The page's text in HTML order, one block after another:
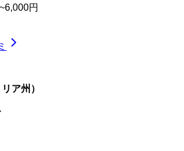
円
ア州）